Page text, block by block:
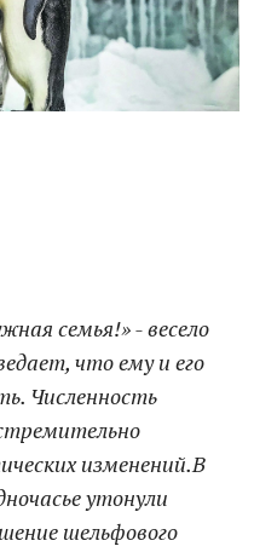
семья!» - весело
что ему и его
Численность
изменений.В
утонули
шельфового